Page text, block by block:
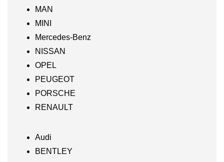
MAN
MINI
Mercedes-Benz
NISSAN
OPEL
PEUGEOT
PORSCHE
RENAULT
Audi
BENTLEY